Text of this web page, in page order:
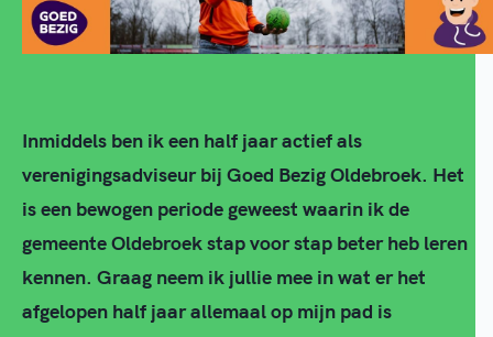
Inmiddels ben ik een half jaar actief als
verenigingsadviseur bij Goed Bezig Oldebroek. Het
is een bewogen periode geweest waarin ik de
gemeente Oldebroek stap voor stap beter heb leren
kennen. Graag neem ik jullie mee in wat er het
afgelopen half jaar allemaal op mijn pad is